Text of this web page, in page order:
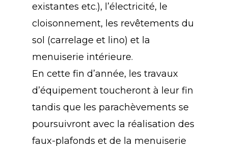
existantes etc.), l’électricité, le
cloisonnement, les revêtements du
sol (carrelage et lino) et la
menuiserie intérieure.
En cette fin d’année, les travaux
d’équipement toucheront à leur fin
tandis que les parachèvements se
poursuivront avec la réalisation des
faux-plafonds et de la menuiserie